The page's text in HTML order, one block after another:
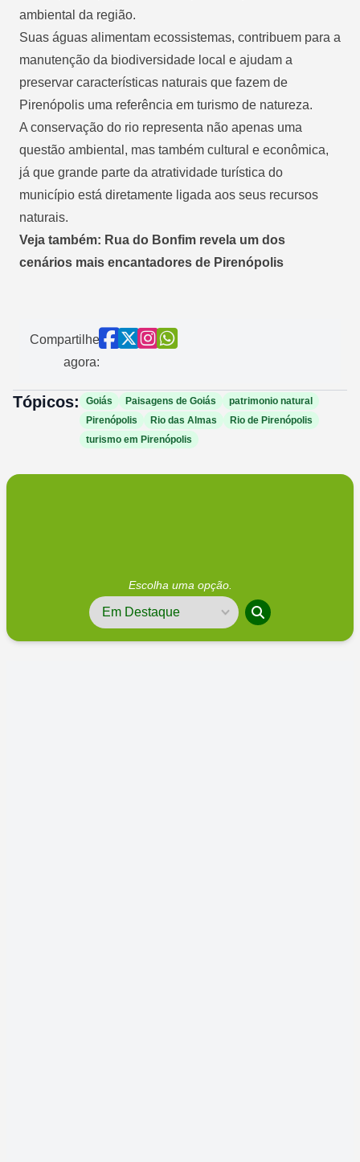
ambiental da região.
Suas águas alimentam ecossistemas, contribuem para a
manutenção da biodiversidade local e ajudam a
preservar características naturais que fazem de
Pirenópolis uma referência em turismo de natureza.
A conservação do rio representa não apenas uma
questão ambiental, mas também cultural e econômica,
já que grande parte da atratividade turística do
município está diretamente ligada aos seus recursos
naturais.
Veja também: Rua do Bonfim revela um dos
cenários mais encantadores de Pirenópolis
Compartilhe
agora:
Tópicos: Goiás Paisagens de Goiás
patrimonio natural
Pirenópolis
Rio das Almas
Rio de Pirenópolis
turismo em Pirenópolis
Escolha uma opção.